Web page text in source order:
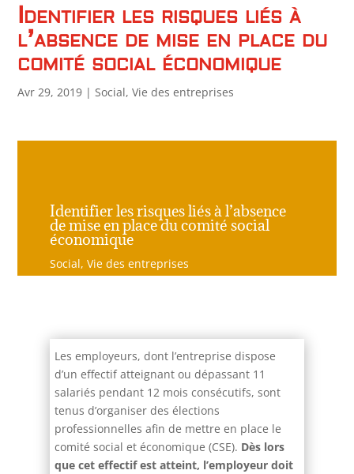
Identifier les risques liés à
l’absence de mise en place du
comité social économique
Avr 29, 2019 |Social,Vie des entreprises
Identifier les risques liés à l’absence
de mise en place du comité social
économique
Social, Vie des entreprises
Les employeurs, dont l’entreprise dispose
d’un effectif atteignant ou dépassant 11
salariés pendant 12 mois consécutifs, sont
tenus d’organiser des élections
professionnelles afin de mettre en place le
comité social et économique (CSE). Dès lors
que cet effectif est atteint, l’employeur doit